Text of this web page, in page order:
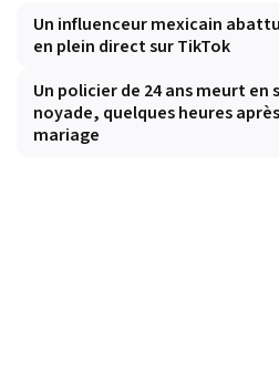
Un influenceur mexicain
en plein direct sur TikTok
Un policier de 24 ans meurt en
noyade, quelques heures
mariage